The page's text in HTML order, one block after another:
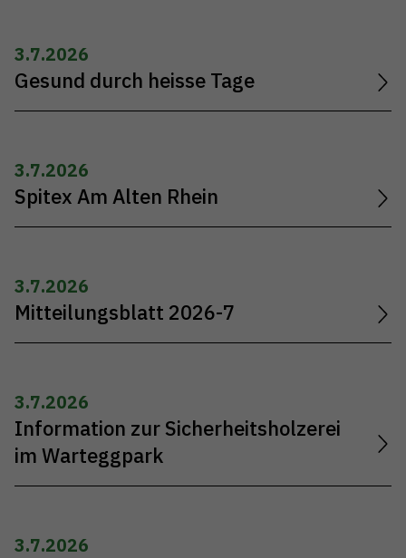
3.7.2026
Gesund durch heisse Tage
3.7.2026
Spitex Am Alten Rhein
3.7.2026
Mitteilungsblatt 2026-7
3.7.2026
Information zur Sicherheitsholzerei
im Warteggpark
3.7.2026